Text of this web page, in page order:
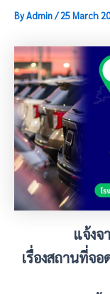
ByAdmin/25 March
แจ้งจ
เรื่องสถานที่จ